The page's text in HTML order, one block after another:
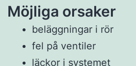
Möjliga orsaker
beläggningar i rör
fel på ventiler
läckor i systemet